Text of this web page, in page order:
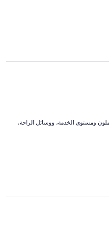
عناصر نالت الإعجاب: ⁦النظافة⁩، و⁦العاملون ومستوى الخدمة⁩، و⁦وسائل الراحة⁩،